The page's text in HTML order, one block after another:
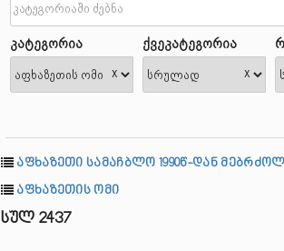
კატეგორია
x
ქვეკატეგორია
x
აფხაზეთი სამაჩბლო 1990წ-დან
აფხაზეთის ომი
სულ 2437